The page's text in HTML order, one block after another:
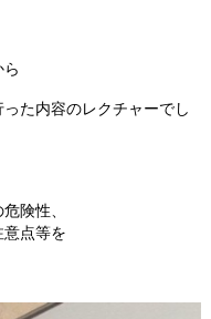
た内容のレクチャーでし
険性、
点等を